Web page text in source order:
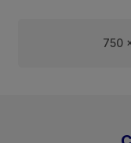
750